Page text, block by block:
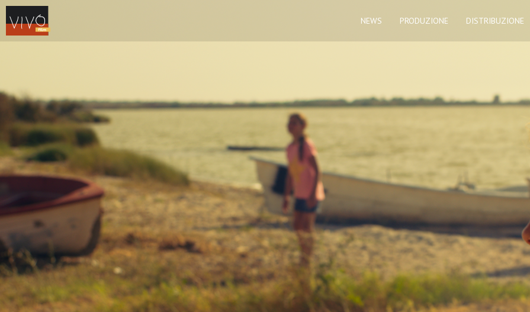
NEWS PRODUZIONE DISTRIBUZIONE